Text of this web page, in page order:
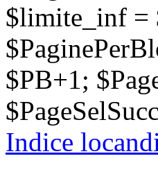
$limite_inf =
$PB+1;
Indice